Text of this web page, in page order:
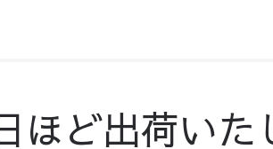
ほど出荷いた